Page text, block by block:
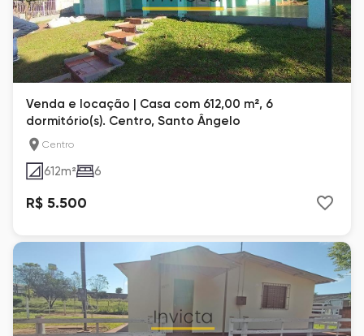
Venda e locação | Casa com 612,00 m², 6
dormitório(s). Centro, Santo Ângelo
Centro
612m² 6
R$ 5.500